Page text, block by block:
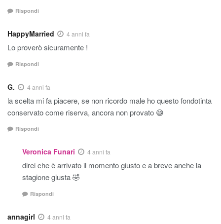
Rispondi
HappyMarried 4 anni fa
Lo proverò sicuramente !
Rispondi
G. 4 anni fa
la scelta mi fa piacere, se non ricordo male ho questo fondotinta
conservato come riserva, ancora non provato 😅
Rispondi
Veronica Funari 4 anni fa
direi che è arrivato il momento giusto e a breve anche la
stagione giusta 🤣
Rispondi
annagirl 4 anni fa